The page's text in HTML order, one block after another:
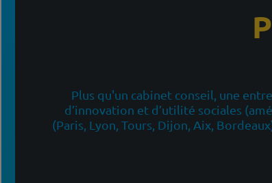
Plus qu'un cabinet conseil, une
d’innovation et d’utilité sociales
(Paris, Lyon, Tours, Dijon, Aix,